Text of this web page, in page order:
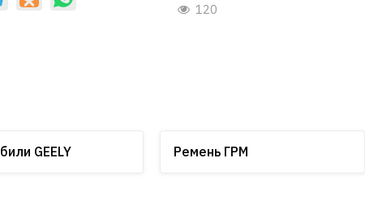
120
GEELY Ремень ГРМ